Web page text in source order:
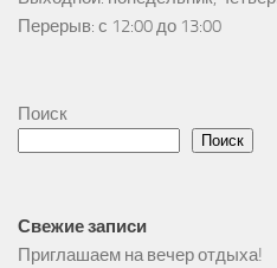
Перерыв: с 12:00 до 13:00
Поиск
Поиск
Свежие записи
Приглашаем на вечер отдыха!